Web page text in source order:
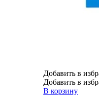
Добавить в
Добавить в
В корзину